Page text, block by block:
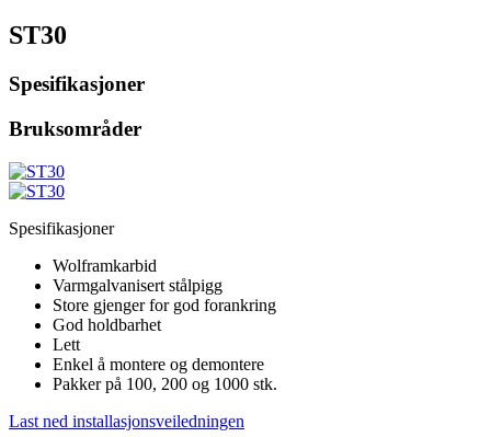
ST30
Spesifikasjoner
Bruksområder
Spesifikasjoner
Wolframkarbid
Varmgalvanisert stålpigg
Store gjenger for god forankring
God holdbarhet
Lett
Enkel å montere og demontere
Pakker på 100, 200 og 1000 stk.
Last ned installasjonsveiledningen